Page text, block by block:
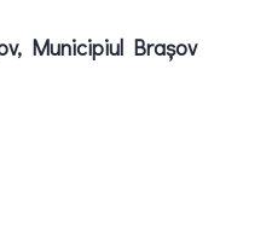
Municipiul Braşov